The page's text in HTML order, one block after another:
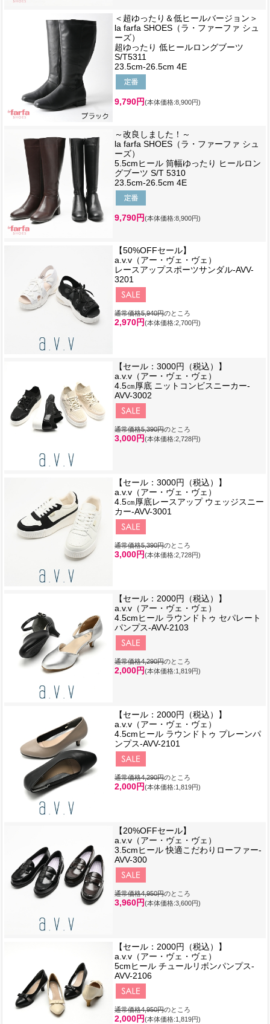
＜超ゆったり＆低ヒールバージョン＞
la farfa SHOES（ラ・ファーファ シュ
ーズ）
超ゆったり 低ヒールロングブーツ
S/T5311
23.5cm-26.5cm 4E
9,790円(本体価格:8,900円)
～改良しました！～
la farfa SHOES（ラ・ファーファ シュ
ーズ）
5.5cmヒール 筒幅ゆったり ヒールロン
グブーツ S/T 5310
23.5cm-26.5cm 4E
9,790円(本体価格:8,900円)
【50%OFFセール】
a.v.v（アー・ヴェ・ヴェ）
レースアップスポーツサンダル-AVV-
3201
通常価格5,940円のところ
2,970円(本体価格:2,700円)
【セール：3000円（税込）】
a.v.v（アー・ヴェ・ヴェ）
4.5㎝厚底 ニットコンビスニーカー-
AVV-3002
通常価格5,390円のところ
3,000円(本体価格:2,728円)
【セール：3000円（税込）】
a.v.v（アー・ヴェ・ヴェ）
4.5㎝厚底レースアップ ウェッジスニー
カー-AVV-3001
通常価格5,390円のところ
3,000円(本体価格:2,728円)
【セール：2000円（税込）】
a.v.v（アー・ヴェ・ヴェ）
4.5cmヒール ラウンドトゥ セパレート
パンプス-AVV-2103
通常価格4,290円のところ
2,000円(本体価格:1,819円)
【セール：2000円（税込）】
a.v.v（アー・ヴェ・ヴェ）
4.5cmヒール ラウンドトゥ プレーンパ
ンプス-AVV-2101
通常価格4,290円のところ
2,000円(本体価格:1,819円)
【20%OFFセール】
a.v.v（アー・ヴェ・ヴェ）
3.5cmヒール 快適こだわりローファー-
AVV-300
通常価格4,950円のところ
3,960円(本体価格:3,600円)
【セール：2000円（税込）】
a.v.v（アー・ヴェ・ヴェ）
5cmヒール チュールリボンパンプス-
AVV-2106
通常価格4,950円のところ
2,000円(本体価格:1,819円)